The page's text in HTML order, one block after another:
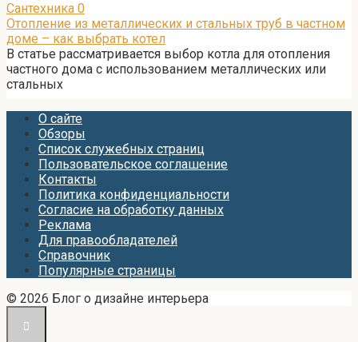
Сантехника 0
Отопление из металлических и стальных труб в частном
доме – как выбрать котел
В статье рассматривается выбор котла для отопления
частного дома с использованием металлических или
стальных
О сайте
Обзоры
Список служебных страниц
Пользовательское соглашение
Контакты
Политика конфиденциальности
Согласие на обработку данных
Реклама
Для правообладателей
Справочник
Популярные страницы
© 2026 Блог о дизайне интерьера